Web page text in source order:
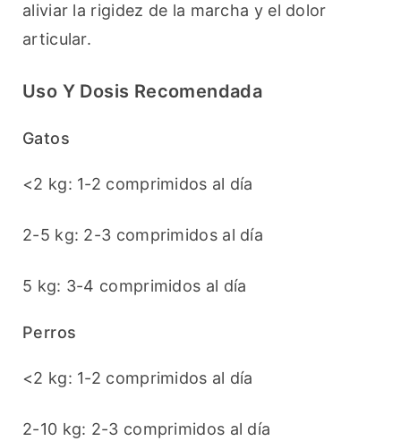
aliviar la rigidez de la marcha y el dolor
articular.
Uso Y Dosis Recomendada
Gatos
<2 kg: 1-2 comprimidos al día
2-5 kg: 2-3 comprimidos al día
5 kg: 3-4 comprimidos al día
Perros
<2 kg: 1-2 comprimidos al día
2-10 kg: 2-3 comprimidos al día